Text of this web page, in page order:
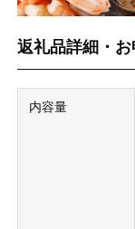
返礼品詳細・
内容量